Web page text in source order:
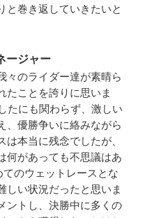
と巻き返していきたいと
ージャー
々のライダー達が素晴ら
たことを誇りに思いま
たにも関わらず、激しい
、優勝争いに絡みながら
本当に残念でしたが、
何があっても不思議はあ
のウェットレースとな
しい状況だったと思いま
ントし、決勝中に多くの